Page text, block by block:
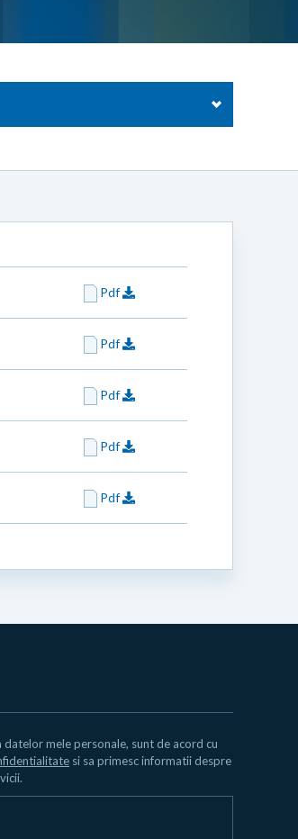
Pdf
Pdf
Pdf
Pdf
Pdf
mele personale, sunt de acord cu
si sa primesc informatii despre